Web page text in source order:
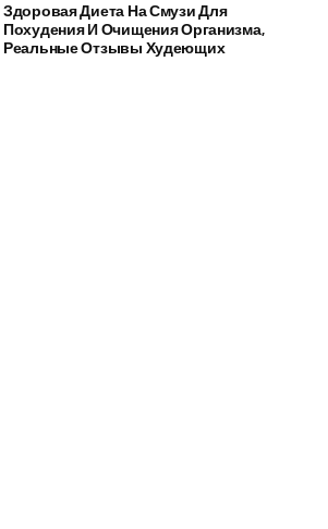
Здоровая Диета На Смузи Для
Похудения И Очищения Организма,
Реальные Отзывы Худеющих